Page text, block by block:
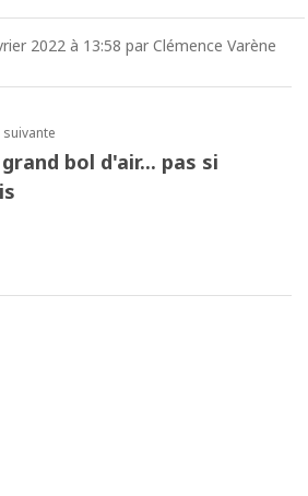
2022 à 13:58 par Clémence Varène
suivante
bol d'air... pas si